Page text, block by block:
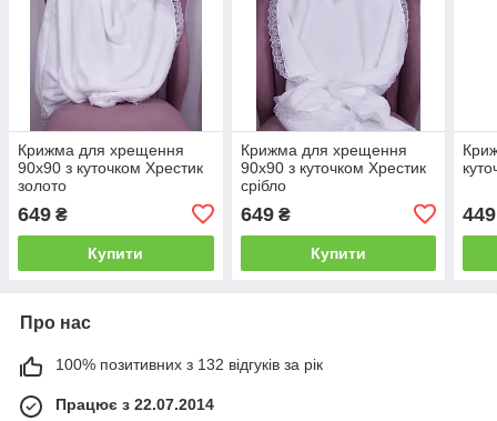
Крижма для хрещення
90х90 з куточком Хрестик
золото
649 ₴
Купити
Крижма для хрещення
90х90 з куточком Хрестик
срібло
649₴
Купити
449
Про нас
100% позитивних з 132 відгуків за рік
Працює з 22.07.2014